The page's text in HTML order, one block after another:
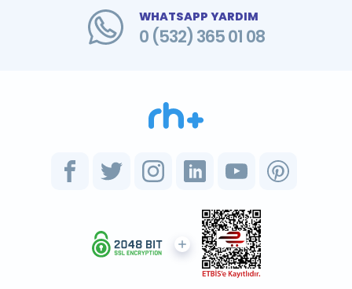
WHATSAPP YARDIM
0 (532) 365 01 08